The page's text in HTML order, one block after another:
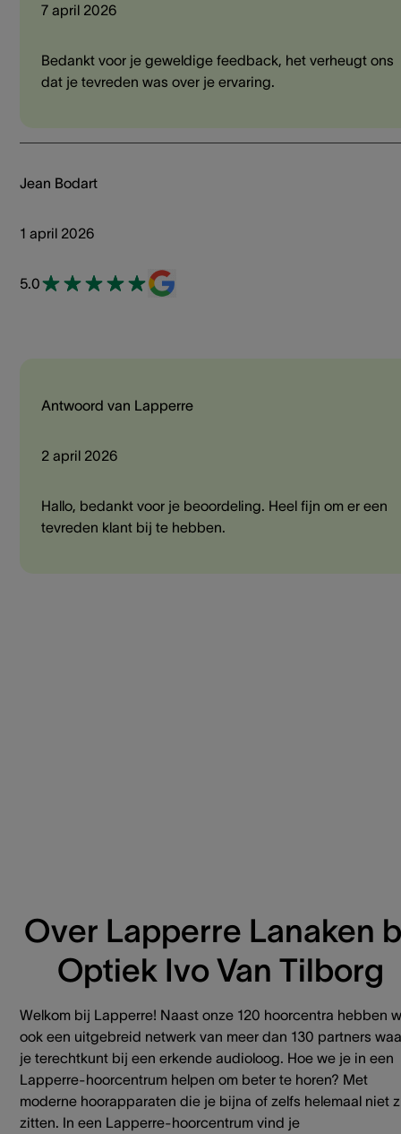
7 april 2026
Bedankt voor je geweldige feedback, het verheugt ons
dat je tevreden was over je ervaring.
Jean Bodart
1 april 2026
5.0
Antwoord van Lapperre
2 april 2026
Hallo, bedankt voor je beoordeling. Heel fijn om er een
tevreden klant bij te hebben.
Over Lapperre Lanaken
Optiek Ivo Van Tilborg
Welkom bij Lapperre! Naast onze 120 hoorcentra hebben
ook een uitgebreid netwerk van meer dan 130 partners
je terechtkunt bij een erkende audioloog. Hoe we je in een
Lapperre-hoorcentrum helpen om beter te horen? Met
moderne hoorapparaten die je bijna of zelfs helemaal niet
zitten. In een Lapperre-hoorcentrum vind je